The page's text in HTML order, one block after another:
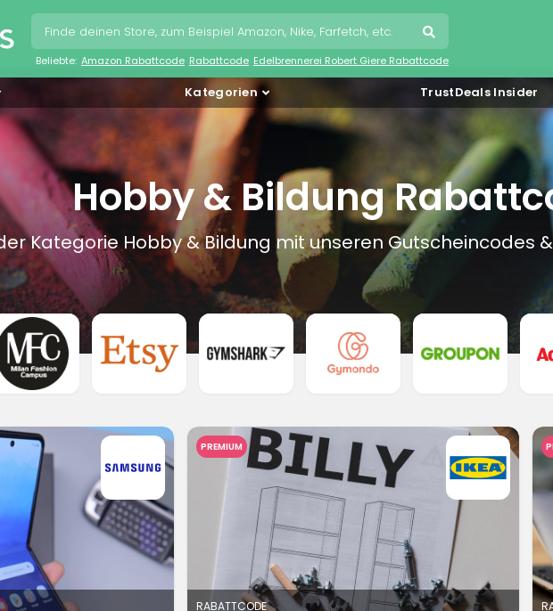
Beliebte: Amazon Rabattcode Rabattcode Edelbrennerei Robert Giere Rabattcode
Kategorien TrustDeals Insider
Hobby & Bildung
Kategorie Hobby & Bildung mit unseren Gutscheincodes
PREMIUM
RABATTCODE